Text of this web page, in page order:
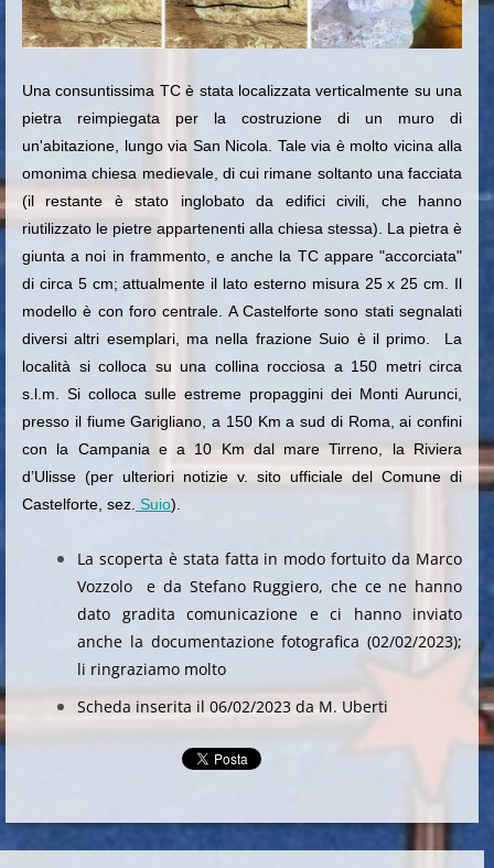
Una consuntissima TC è stata localizzata verticalmente su una
pietra reimpiegata per la costruzione di un muro di
un'abitazione, lungo via San Nicola. Tale via è molto vicina alla
omonima chiesa medievale, di cui rimane soltanto una facciata
(il restante è stato inglobato da edifici civili, che hanno
riutilizzato le pietre appartenenti alla chiesa stessa). La pietra è
giunta a noi in frammento, e anche la TC appare "accorciata"
di circa 5 cm; attualmente il lato esterno misura 25 x 25 cm. Il
modello è con foro centrale. A Castelforte sono stati segnalati
diversi altri esemplari, ma nella frazione Suio è il primo. La
località si colloca su una collina rocciosa a 150 metri circa
s.l.m. Si colloca sulle estreme propaggini dei Monti Aurunci,
presso il fiume Garigliano, a 150 Km a sud di Roma, ai confini
con la Campania e a 10 Km dal mare Tirreno, la Riviera
d’Ulisse (per ulteriori notizie v. sito ufficiale del Comune di
Castelforte, sez. Suio).
La scoperta è stata fatta in modo fortuito da Marco
Vozzolo e da Stefano Ruggiero, che ce ne hanno
dato gradita comunicazione e ci hanno inviato
anche la documentazione fotografica (02/02/2023);
li ringraziamo molto
Scheda inserita il 06/02/2023 da M. Uberti